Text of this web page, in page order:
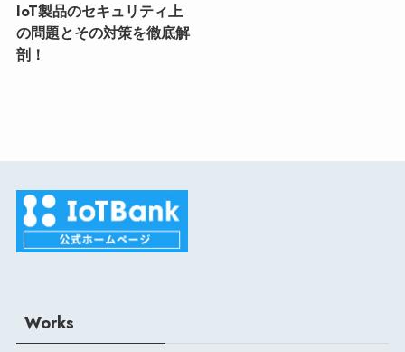
IoT製品のセキュリティ上
の問題とその対策を徹底解
剖！
Works